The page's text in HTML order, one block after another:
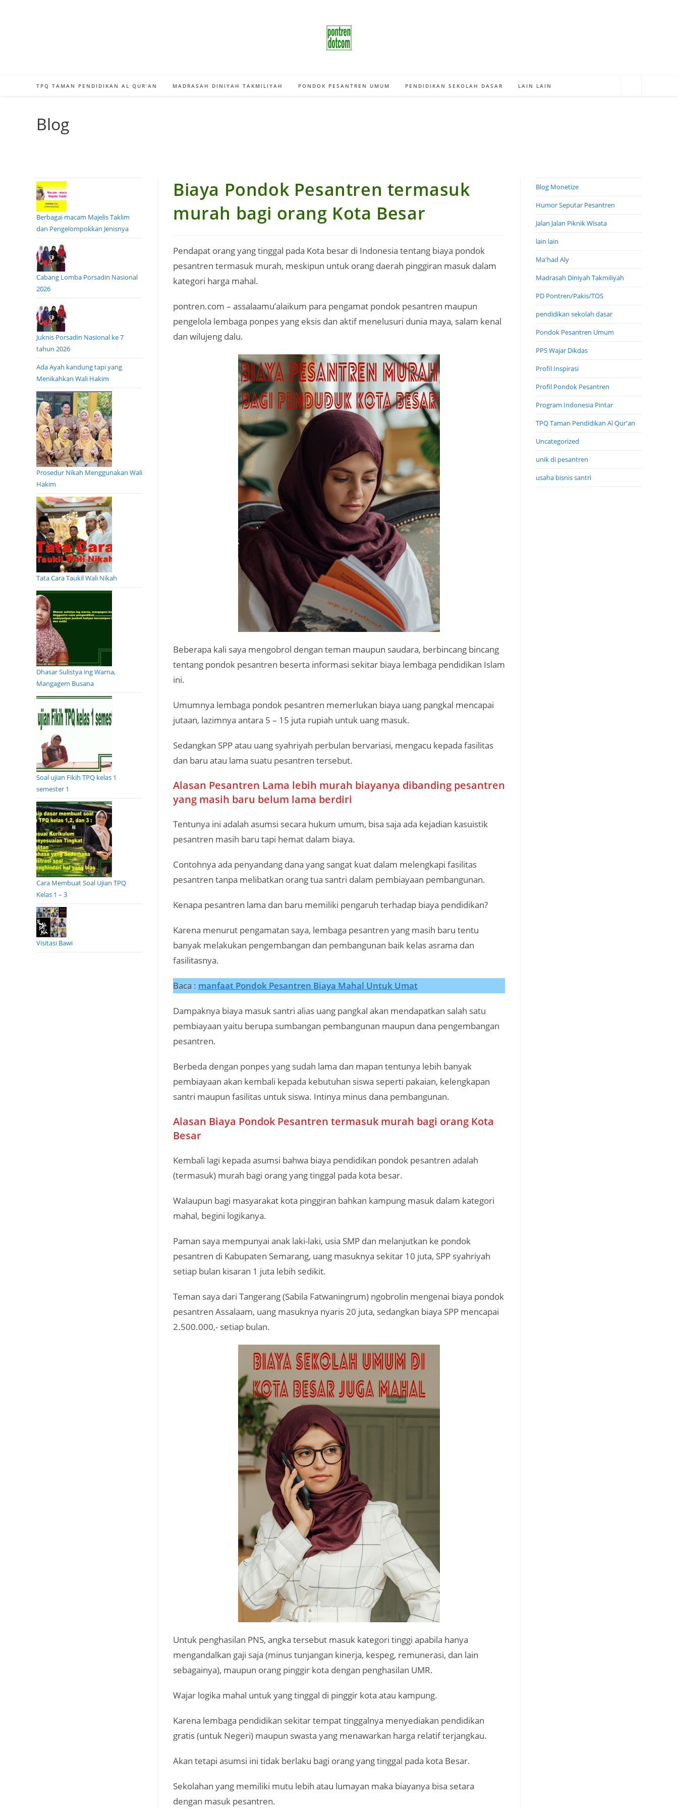
TPQ TAMAN PENDIDIKAN AL QUR’AN MADRASAH DINIYAH TAKMILIYAH PONDOK PESANTREN UMUM PENDIDIKAN SEKOLAH DASAR LAIN LAIN
Blog
Biaya Pondok Pesantren termasuk
murah bagi orang Kota Besar
Pendapat orang yang tinggal pada Kota besar di Indonesia tentang biaya pondok
pesantren termasuk murah, meskipun untuk orang daerah pinggiran masuk dalam
kategori harga mahal.
pontren.com – assalaamu’alaikum para pengamat pondok pesantren maupun
pengelola lembaga ponpes yang eksis dan aktif menelusuri dunia maya, salam kenal
dan wilujeng dalu.
Beberapa kali saya mengobrol dengan teman maupun saudara, berbincang bincang
tentang pondok pesantren beserta informasi sekitar biaya lembaga pendidikan Islam
ini.
Umumnya lembaga pondok pesantren memerlukan biaya uang pangkal mencapai
jutaan, lazimnya antara 5 – 15 juta rupiah untuk uang masuk.
Sedangkan SPP atau uang syahriyah perbulan bervariasi, mengacu kepada fasilitas
dan baru atau lama suatu pesantren tersebut.
Alasan Pesantren Lama lebih murah biayanya dibanding pesantren
yang masih baru belum lama berdiri
Tentunya ini adalah asumsi secara hukum umum, bisa saja ada kejadian kasuistik
pesantren masih baru tapi hemat dalam biaya.
Contohnya ada penyandang dana yang sangat kuat dalam melengkapi fasilitas
pesantren tanpa melibatkan orang tua santri dalam pembiayaan pembangunan.
Kenapa pesantren lama dan baru memiliki pengaruh terhadap biaya pendidikan?
Karena menurut pengamatan saya, lembaga pesantren yang masih baru tentu
banyak melakukan pengembangan dan pembangunan baik kelas asrama dan
fasilitasnya.
Baca : manfaat Pondok Pesantren Biaya Mahal Untuk Umat
Dampaknya biaya masuk santri alias uang pangkal akan mendapatkan salah satu
pembiayaan yaitu berupa sumbangan pembangunan maupun dana pengembangan
pesantren.
Berbeda dengan ponpes yang sudah lama dan mapan tentunya lebih banyak
pembiayaan akan kembali kepada kebutuhan siswa seperti pakaian, kelengkapan
santri maupun fasilitas untuk siswa. Intinya minus dana pembangunan.
Alasan Biaya Pondok Pesantren termasuk murah bagi orang Kota
Besar
Kembali lagi kepada asumsi bahwa biaya pendidikan pondok pesantren adalah
(termasuk) murah bagi orang yang tinggal pada kota besar.
Walaupun bagi masyarakat kota pinggiran bahkan kampung masuk dalam kategori
mahal, begini logikanya.
Paman saya mempunyai anak laki-laki, usia SMP dan melanjutkan ke pondok
pesantren di Kabupaten Semarang, uang masuknya sekitar 10 juta, SPP syahriyah
setiap bulan kisaran 1 juta lebih sedikit.
Teman saya dari Tangerang (Sabila Fatwaningrum) ngobrolin mengenai biaya pondok
pesantren Assalaam, uang masuknya nyaris 20 juta, sedangkan biaya SPP mencapai
2.500.000,- setiap bulan.
Untuk penghasilan PNS, angka tersebut masuk kategori tinggi apabila hanya
mengandalkan gaji saja (minus tunjangan kinerja, kespeg, remunerasi, dan lain
sebagainya), maupun orang pinggir kota dengan penghasilan UMR.
Wajar logika mahal untuk yang tinggal di pinggir kota atau kampung.
Karena lembaga pendidikan sekitar tempat tinggalnya menyediakan pendidikan
gratis (untuk Negeri) maupun swasta yang menawarkan harga relatif terjangkau.
Akan tetapi asumsi ini tidak berlaku bagi orang yang tinggal pada kota Besar.
Sekolahan yang memiliki mutu lebih atau lumayan maka biayanya bisa setara
dengan masuk pesantren.
Berbagai macam Majelis Taklim
dan Pengelompokkan Jenisnya
Cabang Lomba Porsadin Nasional
2026
Juknis Porsadin Nasional ke 7
tahun 2026
Ada Ayah kandung tapi yang
Menikahkan Wali Hakim
Prosedur Nikah Menggunakan Wali
Hakim
Tata Cara Taukil Wali Nikah
Dhasar Sulistya ing Warna,
Mangagem Busana
Soal ujian Fikih TPQ kelas 1
semester 1
Cara Membuat Soal Ujian TPQ
Kelas 1 – 3
Visitasi Bawi
Blog Monetize
Humor Seputar Pesantren
Jalan Jalan Piknik Wisata
lain lain
Ma'had Aly
Madrasah Diniyah Takmiliyah
PD Pontren/Pakis/TOS
pendidikan sekolah dasar
Pondok Pesantren Umum
PPS Wajar Dikdas
Profil Inspirasi
Profil Pondok Pesantren
Program Indonesia Pintar
TPQ Taman Pendidikan Al Qur'an
Uncategorized
unik di pesantren
usaha bisnis santri